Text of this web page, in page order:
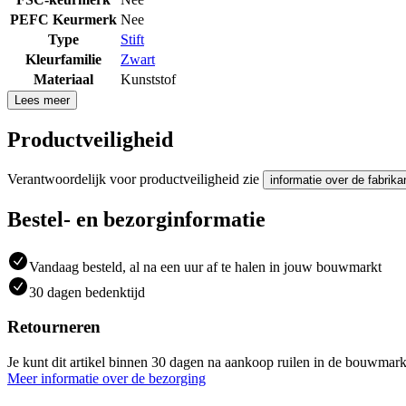
PEFC Keurmerk Nee
Type
Stift
Kleurfamilie
Zwart
Materiaal
Kunststof
Lees meer
Productveiligheid
Verantwoordelijk voor productveiligheid zie informatie over de
Bestel- en bezorginformatie
Vandaag besteld, al na een uur af te halen in jouw bouwmarkt
30 dagen bedenktijd
Retourneren
Je kunt dit artikel binnen 30 dagen na aankoop ruilen in de
Meer informatie over de bezorging